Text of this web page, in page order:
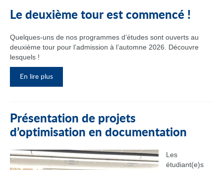
Le deuxième tour est commencé !
Quelques-uns de nos programmes d’études sont ouverts au
deuxième tour pour l’admission à l’automne 2026. Découvre
lesquels !
En lire plus
Présentation de projets
d’optimisation en documentation
Les
étudiant(e)s